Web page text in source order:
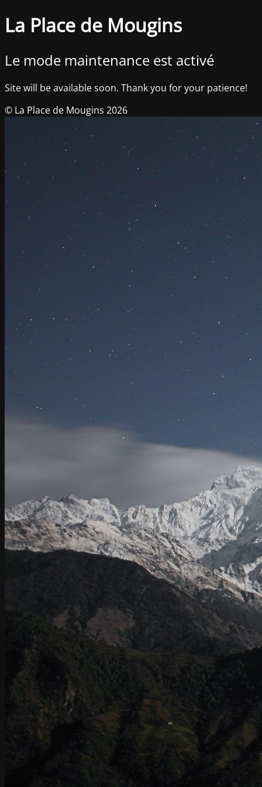
La Place de Mougins
Le mode maintenance est activé
Site will be available soon. Thank you for your patience!
© La Place de Mougins 2026